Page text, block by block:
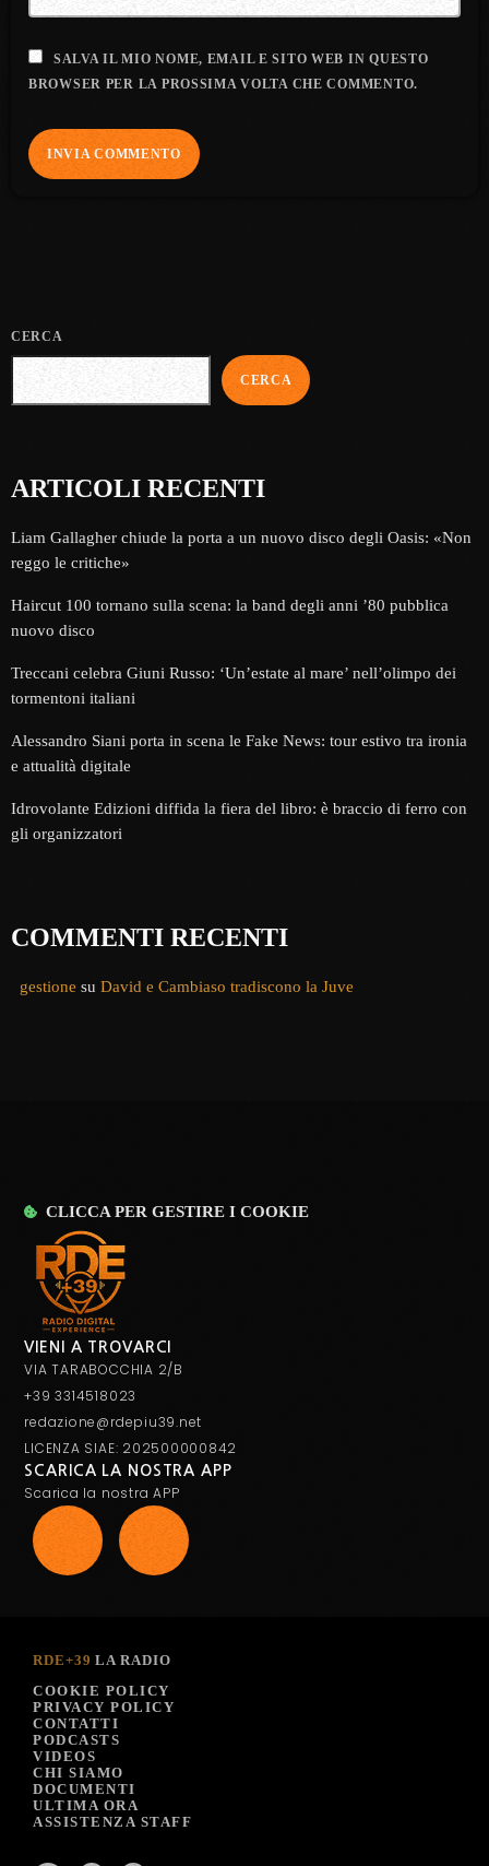
SALVA IL MIO NOME, EMAIL E SITO WEB IN QUESTO
BROWSER PER LA PROSSIMA VOLTA CHE COMMENTO.
CERCA
CERCA
ARTICOLI RECENTI
Liam Gallagher chiude la porta a un nuovo disco degli Oasis: «Non
reggo le critiche»
Haircut 100 tornano sulla scena: la band degli anni ’80 pubblica
nuovo disco
Treccani celebra Giuni Russo: ‘Un’estate al mare’ nell’olimpo dei
tormentoni italiani
Alessandro Siani porta in scena le Fake News: tour estivo tra ironia
e attualità digitale
Idrovolante Edizioni diffida la fiera del libro: è braccio di ferro con
gli organizzatori
COMMENTI RECENTI
gestione su David e Cambiaso tradiscono la Juve
CLICCA PER GESTIRE I COOKIE
VIENI A TROVARCI
VIA TARABOCCHIA 2/B
+39 3314518023
redazione@rdepiu39.net
LICENZA SIAE: 202500000842
SCARICA LA NOSTRA APP
Scarica la nostra APP
RDE+39LA RADIO
COOKIE POLICY
PRIVACY POLICY
CONTATTI
PODCASTS
VIDEOS
CHI SIAMO
DOCUMENTI
ULTIMA ORA
ASSISTENZA STAFF